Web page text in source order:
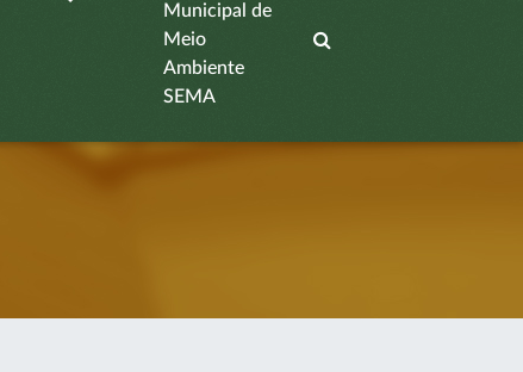
Municipal de
Meio
Ambiente
SEMA